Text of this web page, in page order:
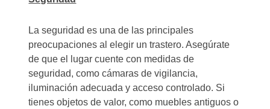
La seguridad es una de las principales
preocupaciones al elegir un trastero. Asegúrate
de que el lugar cuente con medidas de
seguridad, como cámaras de vigilancia,
iluminación adecuada y acceso controlado. Si
tienes objetos de valor, como muebles antiguos o